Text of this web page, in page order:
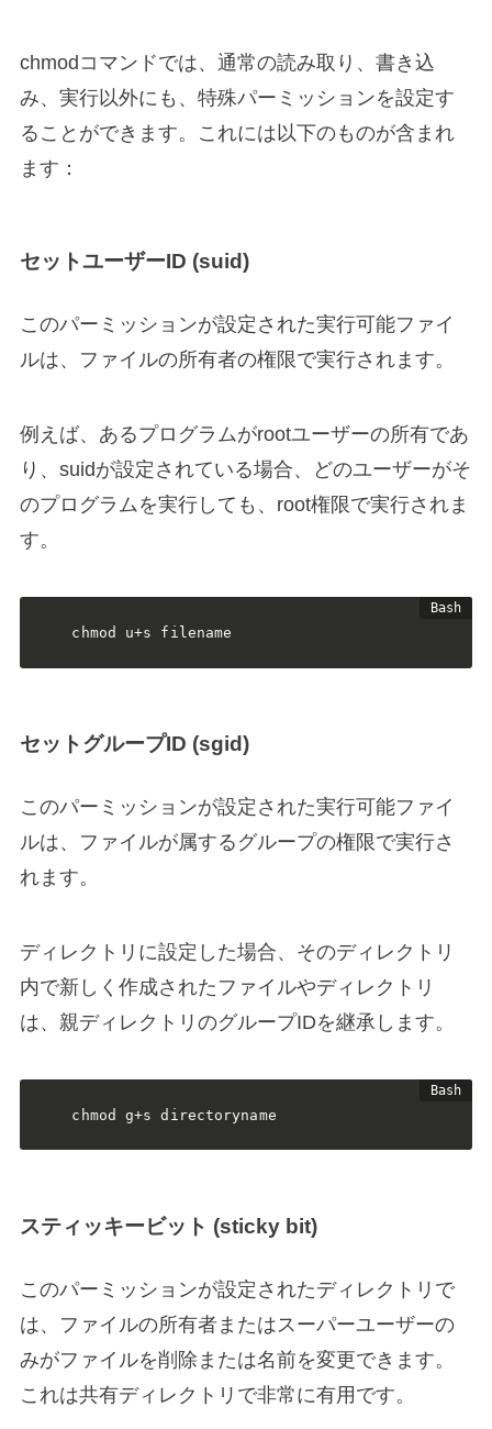
chmodコマンドでは、通常の読み取り、書き込
み、実行以外にも、特殊パーミッションを設定す
ることができます。これには以下のものが含まれ
ます：
セットユーザーID (suid)
このパーミッションが設定された実行可能ファイ
ルは、ファイルの所有者の権限で実行されます。
例えば、あるプログラムがrootユーザーの所有であ
り、suidが設定されている場合、どのユーザーがそ
のプログラムを実行しても、root権限で実行されま
す。
chmod u+s filename
セットグループID (sgid)
このパーミッションが設定された実行可能ファイ
ルは、ファイルが属するグループの権限で実行さ
れます。
ディレクトリに設定した場合、そのディレクトリ
内で新しく作成されたファイルやディレクトリ
は、親ディレクトリのグループIDを継承します。
chmod g+s directoryname
スティッキービット (sticky bit)
このパーミッションが設定されたディレクトリで
は、ファイルの所有者またはスーパーユーザーの
みがファイルを削除または名前を変更できます。
これは共有ディレクトリで非常に有用です。